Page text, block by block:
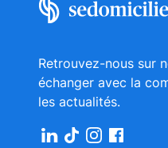
Retrouvez-nous sur
échanger avec la
les actualités.